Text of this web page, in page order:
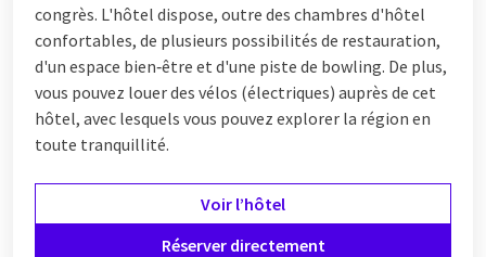
proposent deschambres familialesavec des portes
communicantes. Ainsi, vous pouvez dormir dans une chambre
avec toute la famille et éventuellement fermer la porte pour
plus d'intimité. Gardez un œil sur lesoffres familialesou les
forfaits Saint-Nicolas pour un week-end avantageux.
Êtes-vous à la recherche d'une activité amusante pour votre
enfant avec Saint-Nicolas ? Visitez lespectacle de Saint-
. Pendant Saint-Nicolas, un spectacle
de Saint-Nicolas est organisé à Hotel Hoorn, Hotel Noordwijk
congrès. L'hôtel dispose, outre des chambres d'hôtel
confortables, de plusieurs possibilités de restauration,
d'un espace bien‑être et d'une piste de bowling. De plus,
vous pouvez louer des vélos (électriques) auprès de cet
hôtel, avec lesquels vous pouvez explorer la région en
toute tranquillité.
Voir l’hôtel
Réserver directement